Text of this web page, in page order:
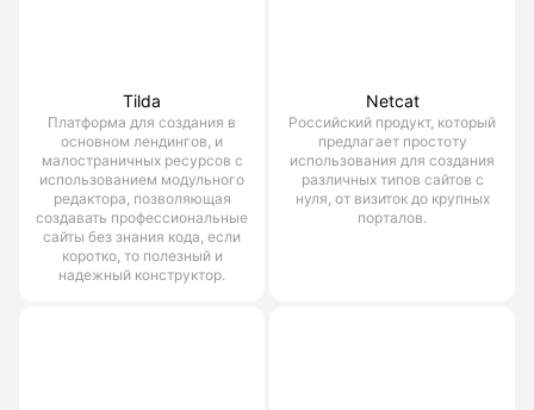
Tilda
Платформа для создания в
основном лендингов, и
малостраничных ресурсов с
использованием модульного
редактора, позволяющая
создавать профессиональные
сайты без знания кода, если
коротко, то полезный и
надежный конструктор.
Netcat
Российский продукт, который
предлагает простоту
использования для создания
различных типов сайтов с
нуля, от визиток до крупных
порталов.